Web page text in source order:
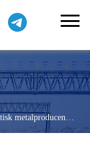
metalproducent: